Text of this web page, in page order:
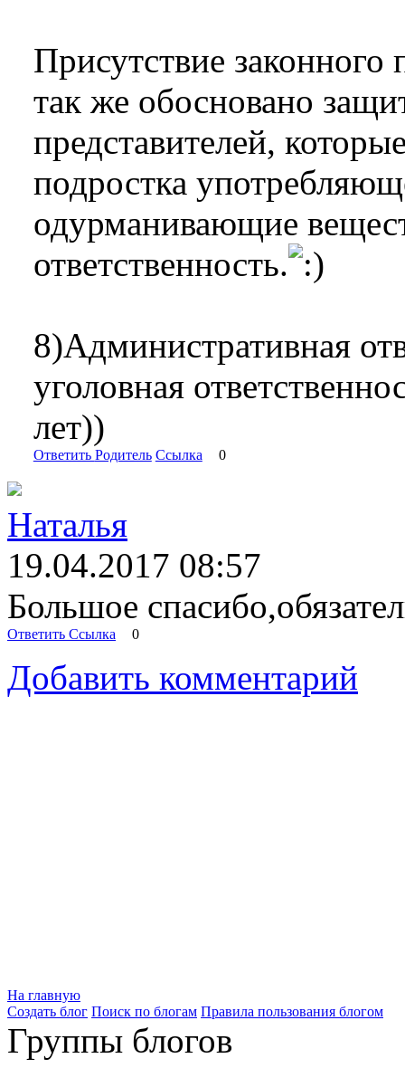
Присутствие законного
так же обосновано
представителей,
подростка
одурманивающие
ответственность.
8)Административная
уголовная
лет))
Ответить Родитель Ссылка 0
Наталья
19.04.2017 08:57
Большое
Ответить Ссылка 0
Добавить комментарий
На главную
Создать блог Поиск по блогам Правила пользования блогом
Группы блогов